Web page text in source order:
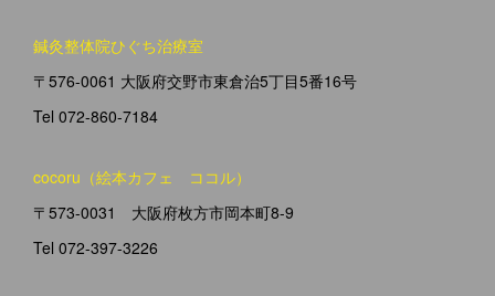
鍼灸整体院ひぐち治療室
〒576-0061 大阪府交野市東倉治5丁目5番16号
Tel 072-860-7184
cocoru（絵本カフェ ココル）
〒573-0031 大阪府枚方市岡本町8-9
Tel 072-397-3226